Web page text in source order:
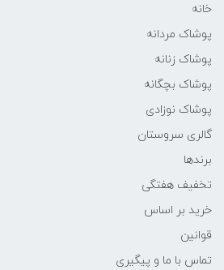
خانه
پوشاک مردانه
پوشاک زنانه
پوشاک بچگانه
پوشاک نوزادی
گالری سروستان
برندها
تخفیف هفتگی
خرید بر اساس
قوانین
تماس با ما و پیگیری